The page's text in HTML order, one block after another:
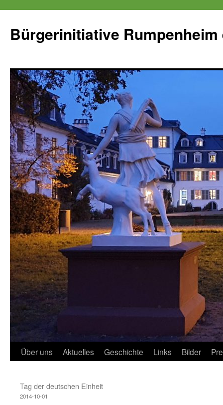
springen
Bürgerinitiative Rumpenheim
Über uns Aktuelles Geschichte Links Bilder
Tag der deutschen Einheit
2014-10-01